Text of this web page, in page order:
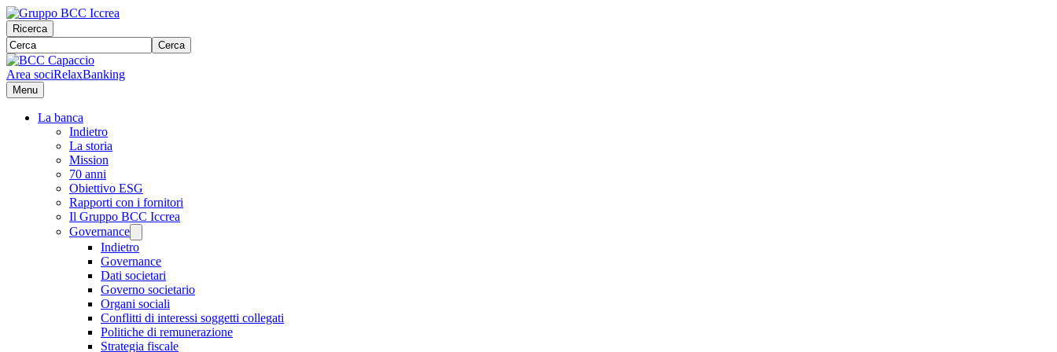
Ricerca
Cerca
Area sociRelaxBanking
Menu
La banca
Indietro
La storia
Mission
70 anni
Obiettivo ESG
Rapporti con i fornitori
Il Gruppo BCC Iccrea
Governance
Indietro
Governance
Dati societari
Governo societario
Organi sociali
Conflitti di interessi soggetti collegati
Politiche di remunerazione
Strategia fiscale